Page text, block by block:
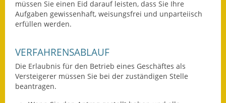
Beratungsstellen im
Dienstleistungen
Formulare
müssen Sie einen Eid darauf leisten, dass Sie Ihre
Aufgaben gewissenhaft, weisungsfrei und unparteiisch
erfüllen werden.
VERFAHRENSABLAUF
Die Erlaubnis für den Betrieb eines Geschäftes als
Versteigerer müssen Sie bei der zuständigen Stelle
beantragen.